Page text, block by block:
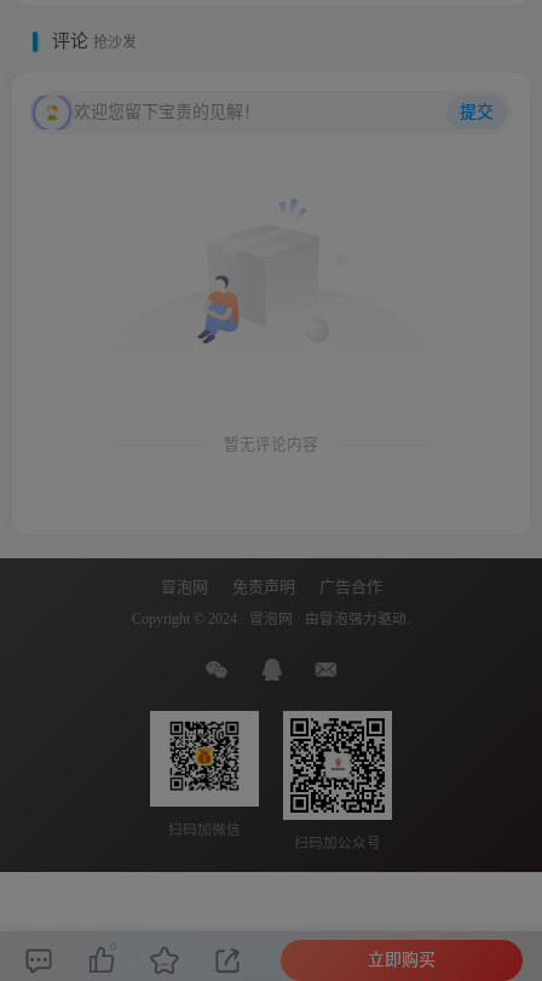
评论 抢沙发
欢迎您留下宝贵的见解！ 提交
暂无评论内容
冒泡网 免责声明 广告合作
Copyright © 2024 · 冒泡网 · 由 冒泡 强力驱动.
扫码加微信
扫码加公众号
立即购买
本站主题由Zibll子比主题强力驱动 联系作者